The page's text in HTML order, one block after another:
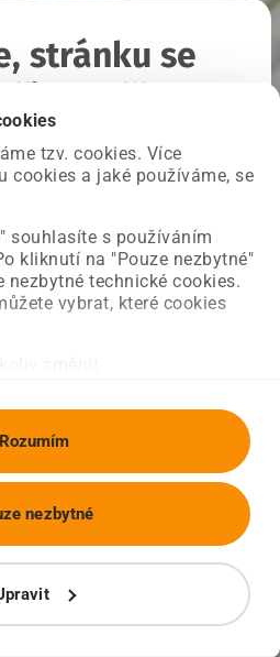
tzv. cookies. Více
cookies a jaké používáme, se
souhlasíte s používáním
kliknutí na "Pouze nezbytné"
nezbytné technické cookies.
vybrat, které cookies
Rozumím
nezbytné
stránku se
straně a už ji opravujeme.
požadovanou stránku.
Úvodní strana